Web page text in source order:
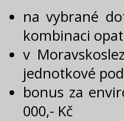
na vybrané
kombinaci
v
jednotkové
bonus za
000,- Kč